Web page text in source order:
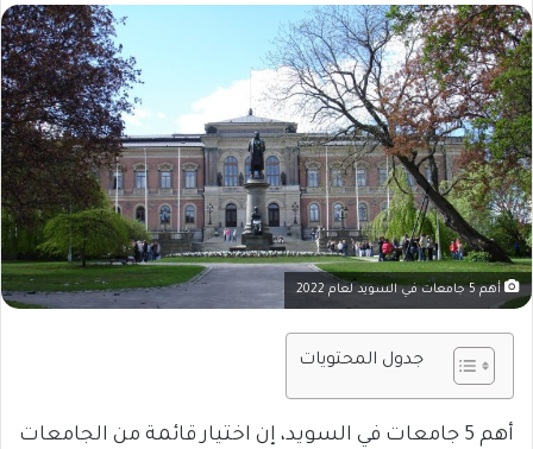
أهم 5 جامعات في السويد لعام 2022
جدول المحتويات
أهم 5 جامعات في السويد، إن اختيار قائمة من الجامعات